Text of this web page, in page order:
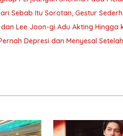
Sebab Itu Sorotan, Gestur
Lee Joon-gi Adu Akting Hingga
Depresi dan Menyesal